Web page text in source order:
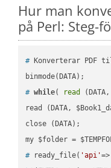
Hur man
på Perl: Steg-
# Konverterar PDF
# while( read (DATA,
read (DATA,
close (DATA);
# ready_file( 'api'=>